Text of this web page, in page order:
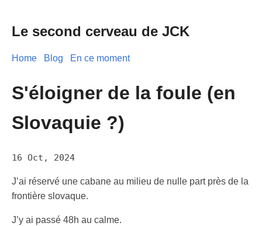
Le second cerveau de JCK
Home Blog En ce moment
S'éloigner de la foule (en
Slovaquie ?)
16 Oct, 2024
J’ai réservé une cabane au milieu de nulle part près de la
frontière slovaque.
J’y ai passé 48h au calme.